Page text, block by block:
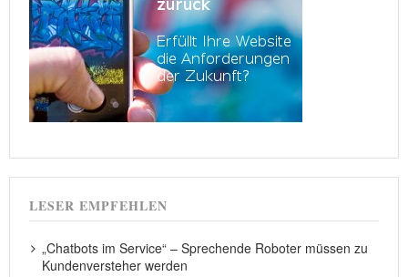
LESER EMPFEHLEN
„Chatbots im Service“ – Sprechende Roboter müssen zu
Kundenversteher werden